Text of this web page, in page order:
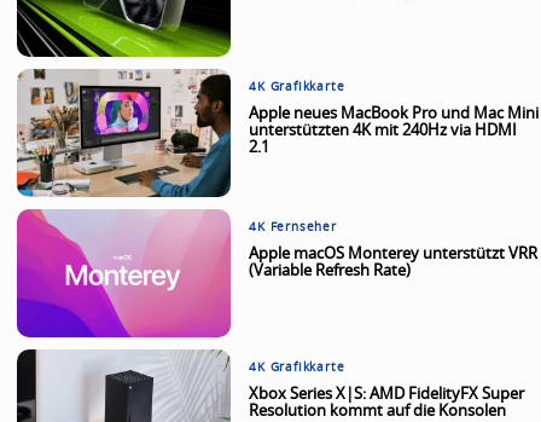
4K Grafikkarte
Apple neues MacBook Pro und Mac Mini
unterstützten 4K mit 240Hz via HDMI
2.1
4K Fernseher
Apple macOS Monterey unterstützt VRR
(Variable Refresh Rate)
4K Grafikkarte
Xbox Series X|S: AMD FidelityFX Super
Resolution kommt auf die Konsolen